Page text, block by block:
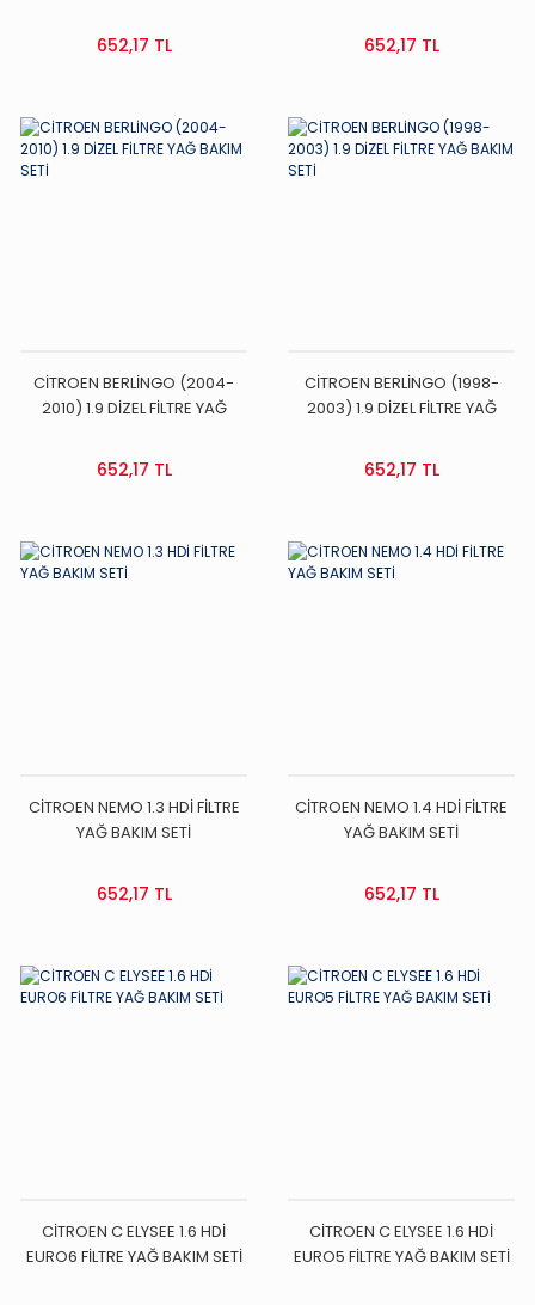
652,17 TL 652,17 TL
CİTROEN BERLİNGO (2004-
2010) 1.9 DİZEL FİLTRE YAĞ
652,17 TL
CİTROEN BERLİNGO (1998-
2003) 1.9 DİZEL FİLTRE YAĞ
652,17 TL
CİTROEN NEMO 1.3 HDİ FİLTRE
YAĞ BAKIM SETİ
652,17 TL
CİTROEN NEMO 1.4 HDİ FİLTRE
YAĞ BAKIM SETİ
652,17 TL
CİTROEN C ELYSEE 1.6 HDİ
EURO6 FİLTRE YAĞ BAKIM SETİ
CİTROEN C ELYSEE 1.6 HDİ
EURO5 FİLTRE YAĞ BAKIM SETİ